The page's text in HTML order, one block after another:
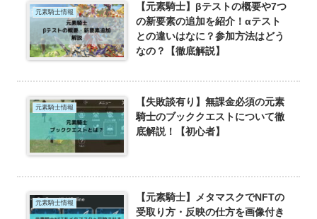
元素騎士情報
【元素騎士】βテストの概要や7つ
の新要素の追加を紹介！αテスト
との違いはなに？参加方法はどう
なの？【徹底解説】
元素騎士情報
【失敗談有り】無課金必須の元素
騎士のブッククエストについて徹
底解説！【初心者】
元素騎士情報
【元素騎士】メタマスクでNFTの
受取り方・反映の仕方を画像付き